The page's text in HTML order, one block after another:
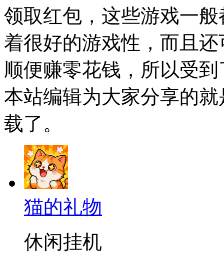
领取红包，这些游戏一
着很好的游戏性，而且
顺便赚零花钱，所以受
本站编辑为大家分享的
载了。
猫的礼物
休闲挂机